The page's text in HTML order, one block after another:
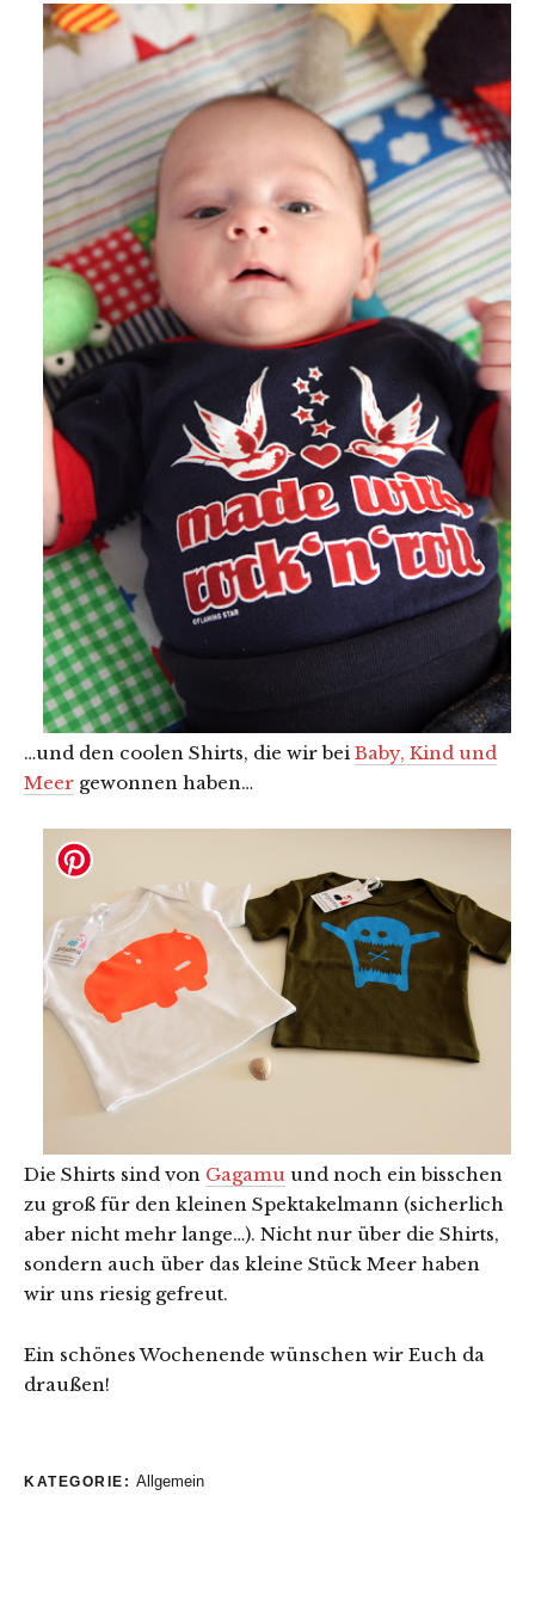
…und den coolen Shirts, die wir bei Baby, Kind und
Meer gewonnen haben…
Die Shirts sind von Gagamu und noch ein bisschen
zu groß für den kleinen Spektakelmann (sicherlich
aber nicht mehr lange…). Nicht nur über die Shirts,
sondern auch über das kleine Stück Meer haben
wir uns riesig gefreut.
Ein schönes Wochenende wünschen wir Euch da
draußen!
KATEGORIE: Allgemein